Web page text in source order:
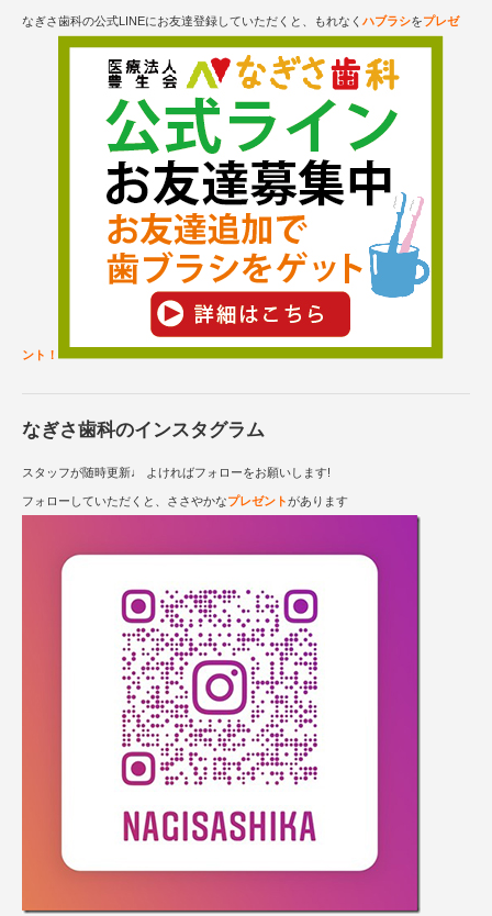
なぎさ歯科の公式LINEにお友達登録していただくと、もれなく ハブラシをプレゼ
ント！
なぎさ歯科のインスタグラム
スタッフが随時更新♩ よければフォローをお願いします!
フォローしていただくと、ささやかなプレゼントがあります